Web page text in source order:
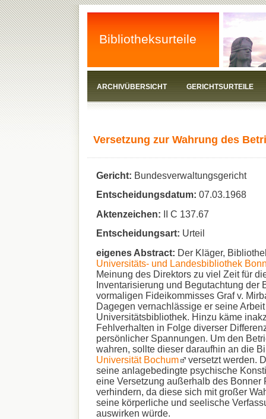
Bibliotheksurteile
ARCHIVÜBERSICHT GERICHTSURTEILE
Versetzung zur Wahrung des
Gericht: Bundesverwaltungsgericht
Entscheidungsdatum: 07.03.1968
Aktenzeichen: II C 137.67
Entscheidungsart: Urteil
eigenes Abstract: Der Kläger,
Universitäts- und Landesbibliothek
Meinung des Direktors zu viel Zeit für
Inventarisierung und Begutachtung der
vormaligen Fideikommisses Graf v.
Dagegen vernachlässige er seine
Universitätsbibliothek. Hinzu käme
Fehlverhalten in Folge diverser
persönlicher Spannungen. Um den
wahren, sollte dieser daraufhin an die
Universität Bochum
versetzt werden.
seine anlagebedingte psychische
eine Versetzung außerhalb des Bonner
verhindern, da diese sich mit großer
seine körperliche und seelische
auswirken würde.